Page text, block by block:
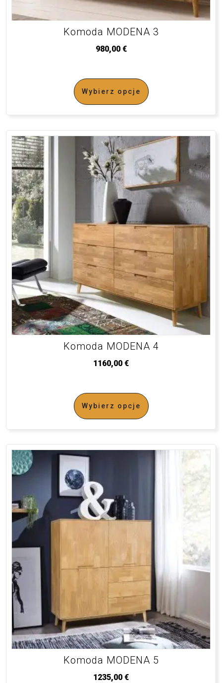
Komoda MODENA 3
980,00 €
Wybierz opcje
Komoda MODENA 4
1160,00 €
Wybierz opcje
Komoda MODENA 5
1235,00 €